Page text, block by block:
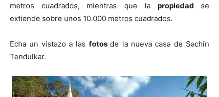
metros cuadrados, mientras que lapropiedad se
extiende sobre unos 10.000 metros cuadrados.
Echa un vistazo a las fotosde la nueva casa de Sachin
Tendulkar.